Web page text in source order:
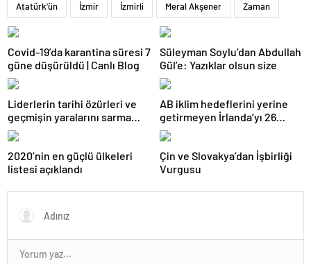
Atatürk'ün İzmir İzmirli Meral Akşener Zaman
Covid-19’da karantina süresi 7
güne düşürüldü | Canlı Blog
Süleyman Soylu’dan Abdullah
Gül’e: Yazıklar olsun size
Liderlerin tarihi özürleri ve
geçmişin yaralarını sarma
çabaları
AB iklim hedeflerini yerine
getirmeyen İrlanda’yı 26
milyar euroluk ceza bekliyor
olabilir
2020’nin en güçlü ülkeleri
listesi açıklandı
Çin ve Slovakya’dan İşbirliği
Vurgusu